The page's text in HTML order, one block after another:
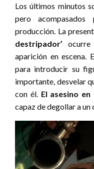
Los últimos minutos
pero
producción. La
destripador’
aparición en escena.
para introducir su
importante, desvelar
con él. El asesino
capaz de degollar a un